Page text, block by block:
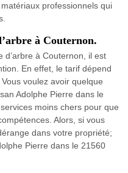
professionnels qui
à Couternon.
d’arbre à Couternon, il est
En effet, le tarif dépend
voulez avoir quelque
Adolphe Pierre dans le
moins chers pour que
Alors, si vous
dans votre propriété;
Pierre dans le 21560